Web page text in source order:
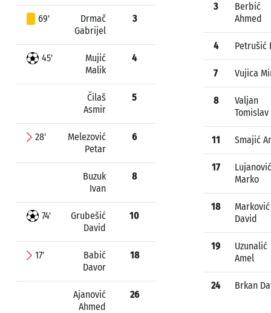
69'
Drmač
Gabrijel
3
45'
Mujić
Malik
4
Čilaš
Asmir
5
28'
Melezović
Petar
6
Buzuk
Ivan
8
74'
Grubešić
David
10
17'
Babić
Davor
18
Ajanović
Ahmed
26
3
Berbić
Ahmed
4 Petrušić
7 Vujica
8
Valjan
Tomislav
11 Smajić
17
Lujanović
Marko
18
Marković
David
19
Uzunalić
Amel
24 Brkan